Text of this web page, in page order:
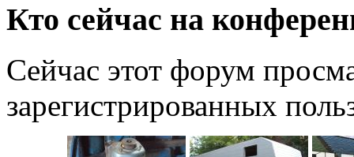
Кто сейчас на
Сейчас этот форум
зарегистрированных